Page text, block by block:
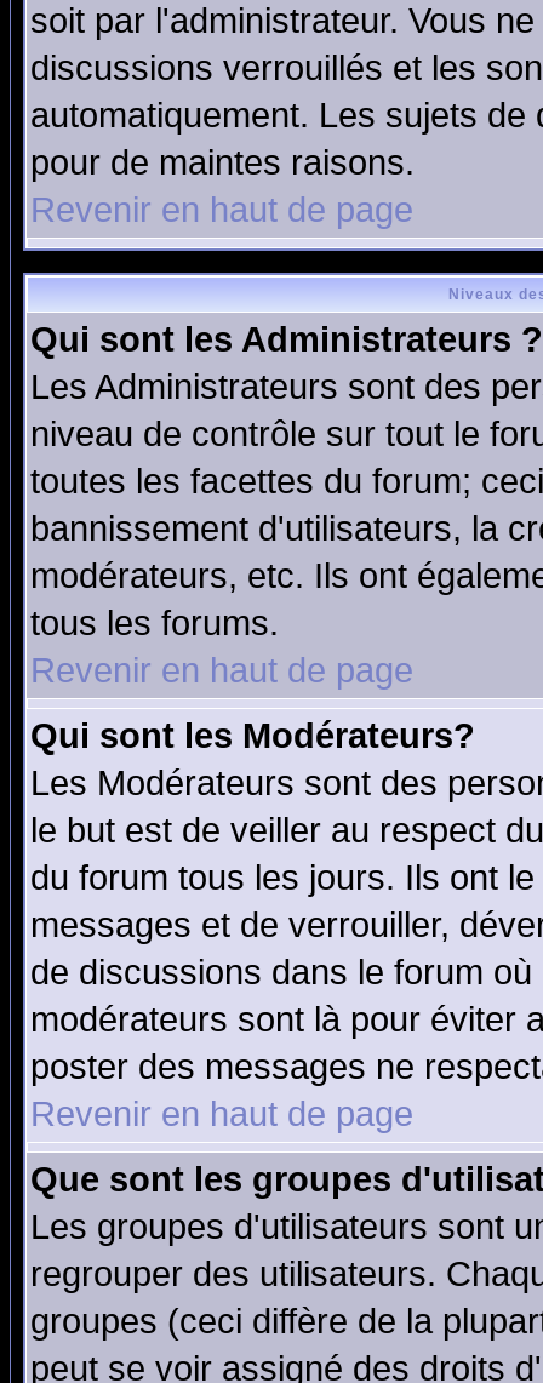
soit par l'administrateur. Vous
discussions verrouillés et les
automatiquement. Les sujets
pour de maintes raisons.
Revenir en haut de page
Niveaux
Qui sont les Administrateurs ?
Les Administrateurs sont des
niveau de contrôle sur tout le
toutes les facettes du forum;
bannissement d'utilisateurs, la
modérateurs, etc. Ils ont
tous les forums.
Revenir en haut de page
Qui sont les Modérateurs?
Les Modérateurs sont des
le but est de veiller au respect
du forum tous les jours. Ils ont
messages et de verrouiller,
de discussions dans le forum
modérateurs sont là pour éviter
poster des messages ne
Revenir en haut de page
Que sont les groupes
Les groupes d'utilisateurs sont
regrouper des utilisateurs.
groupes (ceci diffère de la
peut se voir assigné des droits